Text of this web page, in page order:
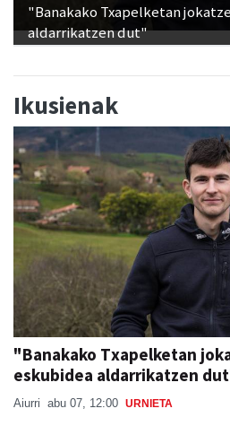
"Banakako Txapelketan
aldarrikatzen dut"
Ikusienak
"Banakako Txapelketan
eskubidea aldarrikatzen
Aiurri abu 07, 12:00 URNIETA